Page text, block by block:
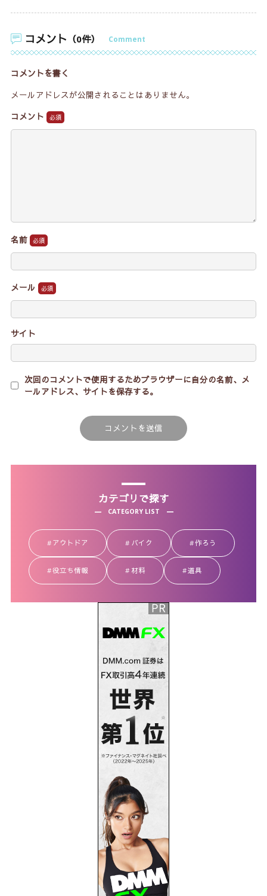
コメント （0件） Comment
コメントを書く
メールアドレスが公開されることはありません。
コメント
名前
メール
サイト
次回のコメントで使用するためブラウザーに自分の名前、メ
ールアドレス、サイトを保存する。
カテゴリで探す
CATEGORY LIST
アウトドア バイク 作ろう
役立ち情報 材料 道具